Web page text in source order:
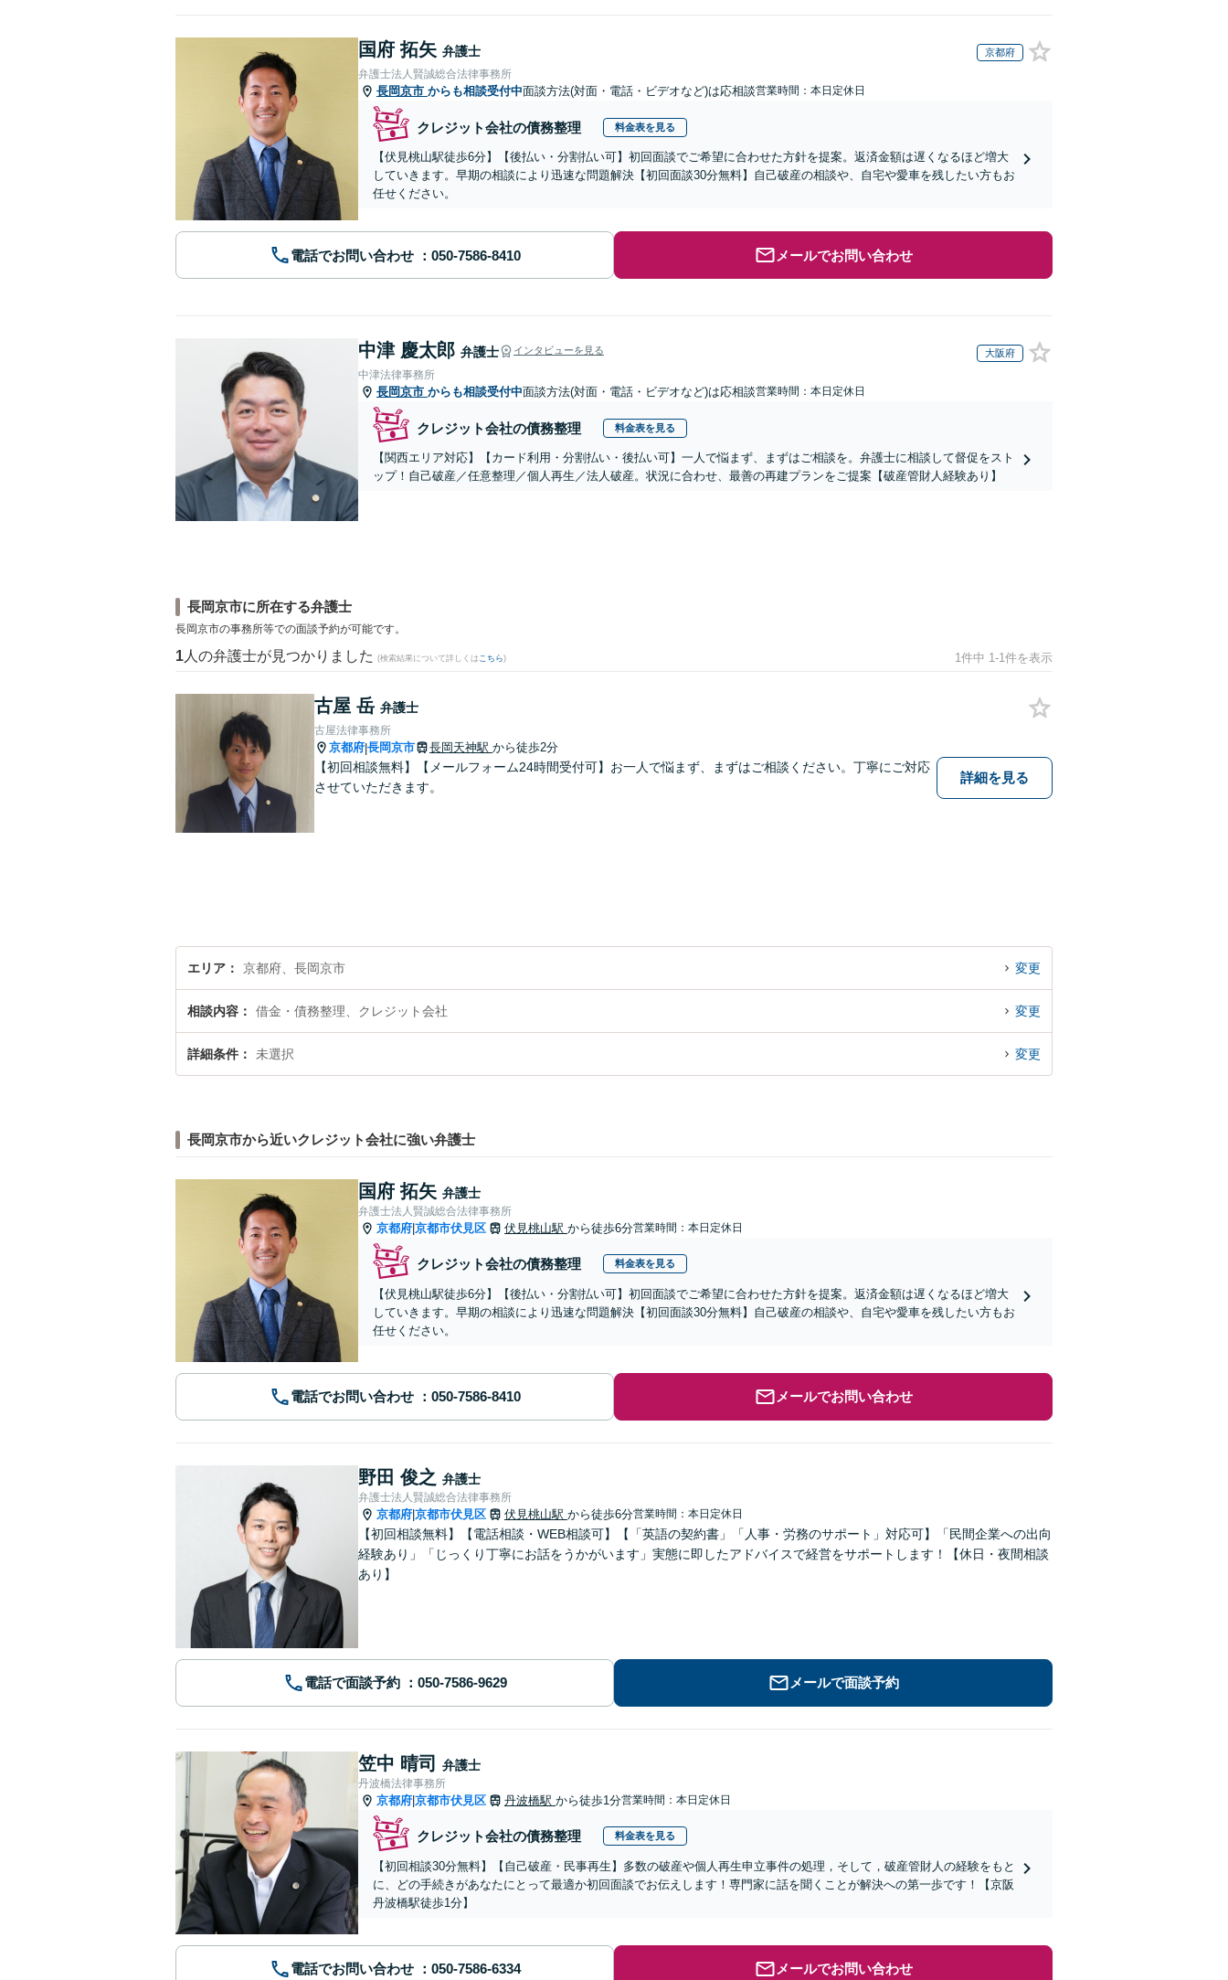
国府 拓矢 弁護士 京都府
弁護士法人賢誠総合法律事務所
長岡京市 からも相談受付中面談方法(対面・電話・ビデオなど)は応相談営業時間：本日定休日
クレジット会社の債務整理 料金表を見る
【伏見桃山駅徒歩6分】【後払い・分割払い可】初回面談でご希望に合わせた方針を提案。返済金額は遅くなるほど増大
していきます。早期の相談により迅速な問題解決【初回面談30分無料】自己破産の相談や、自宅や愛車を残したい方もお
任せください。
電話でお問い合わせ メールでお問い合わせ
中津 慶太郎 弁護士 インタビューを見る 大阪府
中津法律事務所
長岡京市 からも相談受付中面談方法(対面・電話・ビデオなど)は応相談営業時間：本日定休日
クレジット会社の債務整理 料金表を見る
【関西エリア対応】【カード利用・分割払い・後払い可】一人で悩まず、まずはご相談を。弁護士に相談して督促をスト
ップ！自己破産／任意整理／個人再生／法人破産。状況に合わせ、最善の再建プランをご提案【破産管財人経験あり】
長岡京市に所在する弁護士
長岡京市の事務所等での面談予約が可能です。
1 人の弁護士が見つかりました (検索結果について詳しくは こちら) 1件中 1-1件を表示
古屋 岳 弁護士
古屋法律事務所
京都府|長岡京市 長岡天神駅 から徒歩2分
【初回相談無料】【メールフォーム24時間受付可】お一人で悩まず、まずはご相談ください。丁寧にご対応
させていただきます。
詳細を見る
エリア 京都府、長岡京市 変更
相談内容 借金・債務整理、クレジット会社 変更
詳細条件 未選択 変更
長岡京市から近いクレジット会社に強い弁護士
国府 拓矢 弁護士
弁護士法人賢誠総合法律事務所
京都府 京都市伏見区 伏見桃山駅 から徒歩6分営業時間：本日定休日
クレジット会社の債務整理 料金表を見る
【伏見桃山駅徒歩6分】【後払い・分割払い可】初回面談でご希望に合わせた方針を提案。返済金額は遅くなるほど増大
していきます。早期の相談により迅速な問題解決【初回面談30分無料】自己破産の相談や、自宅や愛車を残したい方もお
任せください。
電話でお問い合わせ メールでお問い合わせ
野田 俊之 弁護士
弁護士法人賢誠総合法律事務所
京都府 京都市伏見区 伏見桃山駅 から徒歩6分営業時間：本日定休日
【初回相談無料】【電話相談・WEB相談可】【「英語の契約書」「人事・労務のサポート」対応可】「民間企業への出向
経験あり」「じっくり丁寧にお話をうかがいます」実態に即したアドバイスで経営をサポートします！【休日・夜間相談
あり】
電話で面談予約 メールで面談予約
笠中 晴司 弁護士
丹波橋法律事務所
京都府 京都市伏見区 丹波橋駅 から徒歩1分営業時間：本日定休日
クレジット会社の債務整理 料金表を見る
【初回相談30分無料】【自己破産・民事再生】多数の破産や個人再生申立事件の処理，そして，破産管財人の経験をもと
に、どの手続きがあなたにとって最適か初回面談でお伝えします！専門家に話を聞くことが解決への第一歩です！【京阪
丹波橋駅徒歩1分】
電話でお問い合わせ メールでお問い合わせ